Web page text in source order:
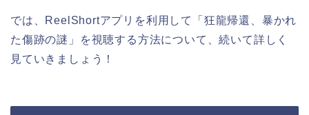
では、ReelShortアプリを利用して
「狂龍帰還、暴かれ
た傷跡の謎 」
を視聴する方法について、続いて詳しく
見ていきましょう！